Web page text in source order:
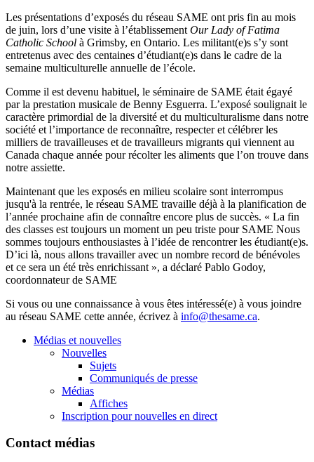
Les présentations d’exposés du réseau SAME ont pris fin au mois
de juin, lors d’une visite à l’établissement Our Lady of Fatima
Catholic School à Grimsby, en Ontario. Les militant(e)s s’y sont
entretenus avec des centaines d’étudiant(e)s dans le cadre de la
semaine multiculturelle annuelle de l’école.
Comme il est devenu habituel, le séminaire de SAME était égayé
par la prestation musicale de Benny Esguerra. L’exposé soulignait le
caractère primordial de la diversité et du multiculturalisme dans notre
société et l’importance de reconnaître, respecter et célébrerles
milliers de travailleuses et de travailleurs migrants qui viennent au
Canada chaque année pourrécolterles aliments que l’on trouve dans
notre assiette.
Maintenant que les exposés en milieu scolaire sont interrompus
jusqu'à la rentrée, le réseau SAME travaille déjà à la planification de
l’année prochaine afin de connaître encore plus de succès. « La fin
des classes est toujours un moment un peu triste pour SAME Nous
sommes toujours enthousiastes à l’idée de rencontrerles étudiant(e)s.
D’ici là, nous allons travailler avec un nombre record de bénévoles
et ce sera un été très enrichissant », a déclaré Pablo Godoy,
coordonnateurde SAME
Si vous ou une connaissance à vous êtes intéressé(e) à vous joindre
au réseau SAME cette année, écrivez à info@thesame.ca.
Médias et nouvelles
Nouvelles
Sujets
Communiqués de presse
Médias
Affiches
Inscription pour nouvelles en direct
Contact médias